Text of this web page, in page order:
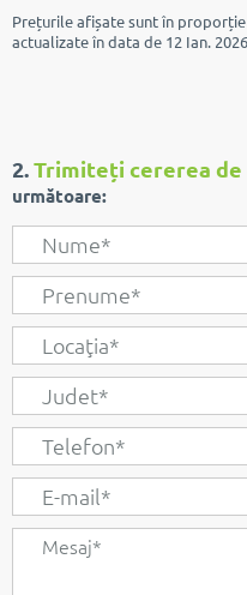
Prețurile afișate sunt în proporție
actualizate în data de 12 Ian.
2. Trimiteți cererea
următoare: